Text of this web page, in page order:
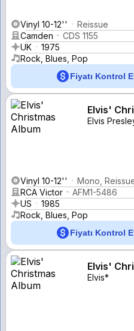
Vinyl 10-12''
Reissue
Camden
CDS 1155
UK
1975
Rock, Blues, Pop
Fiyatı Kontrol
Elvis'
Elvis
Vinyl 10-12''
Mono,
RCA Victor
AFM1-5486
US
1985
Rock, Blues, Pop
Fiyatı Kontrol
Elvis'
Elvis*